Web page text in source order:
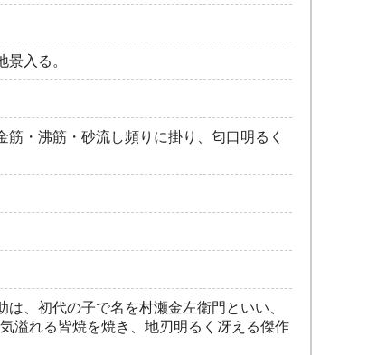
入る。
・沸筋・砂流し頻りに掛り、匂口明るく
、初代の子で名を村瀬金左衛門といい、
溢れる皆焼を焼き、地刃明るく冴える傑作